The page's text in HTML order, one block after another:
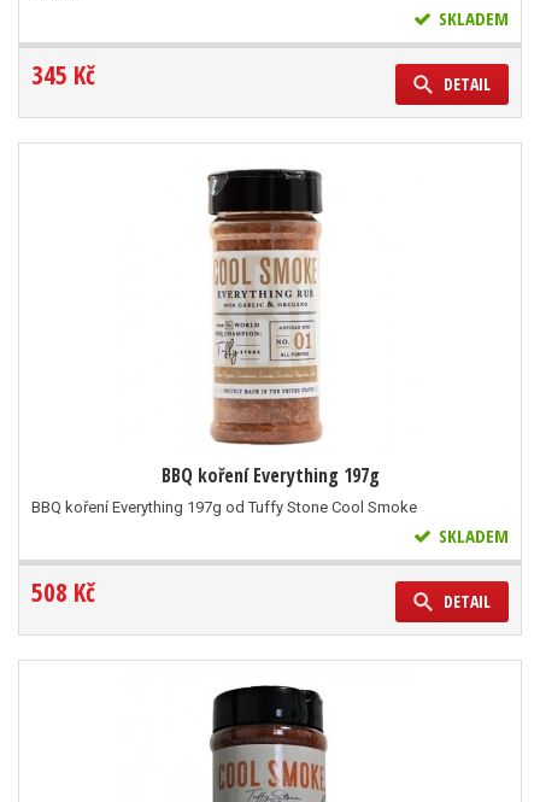
SKLADEM
345 Kč DETAIL
BBQ koření Everything 197g
BBQ koření Everything 197g od Tuffy Stone Cool Smoke
SKLADEM
508 Kč DETAIL